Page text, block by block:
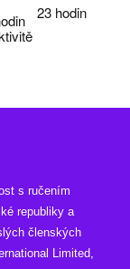
23 hodin
s ručením
republiky a
členských
Limited,